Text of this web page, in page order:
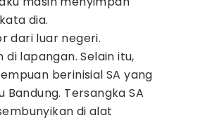
dia.
dari luar negeri.
lapangan. Selain itu,
berinisial SA yang
Tersangka SA
di alat